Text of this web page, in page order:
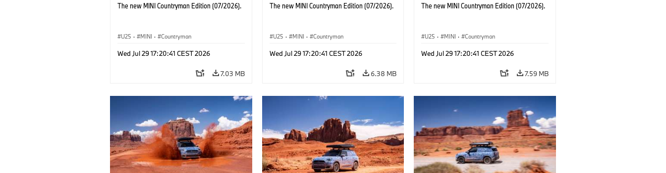
The new MINI Countryman Edition (07/2026).
U25 · MINI · Countryman
Wed Jul 29 17:20:41 CEST 2026
7.03 MB
The new MINI Countryman Edition (07/2026).
U25 · MINI · Countryman
Wed Jul 29 17:20:41 CEST 2026
6.38 MB
The new MINI Countryman Edition (07/2026).
U25 · MINI · Countryman
Wed Jul 29 17:20:41 CEST 2026
7.59 MB